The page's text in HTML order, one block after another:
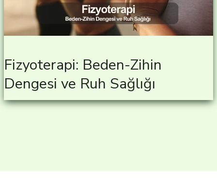
Fizyoterapi: Beden-Zihin
Dengesi ve Ruh Sağlığı